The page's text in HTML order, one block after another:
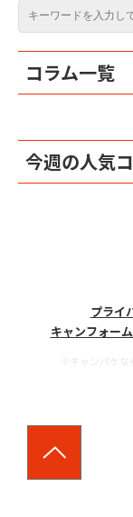
コラム一覧
今週の人気
プライ
キャンフォー
※キャンパケな